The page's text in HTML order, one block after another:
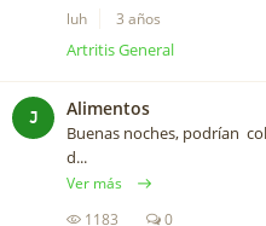
luh
3 años
Artritis General
J Alimentos
Buenas noches, podrían
d...
Ver más
1183
0